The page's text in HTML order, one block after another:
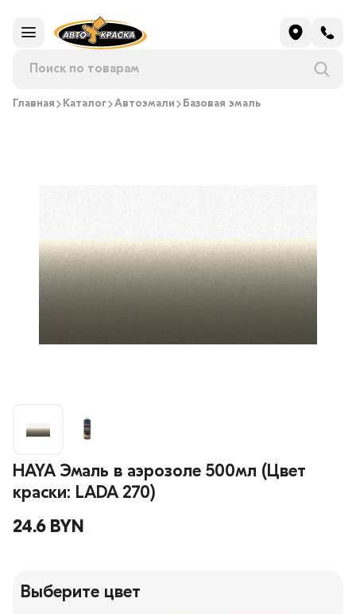
Главная Каталог Автоэмали Базовая эмаль
HAYA Эмаль в аэрозоле 500мл (Цвет
краски: LADA 270)
24.6 BYN
Выберите цвет